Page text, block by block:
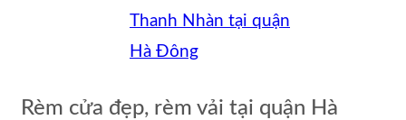
Thanh Nhàn tại quận
Hà Đông
Rèm cửa đẹp, rèm vải tại quận Hà